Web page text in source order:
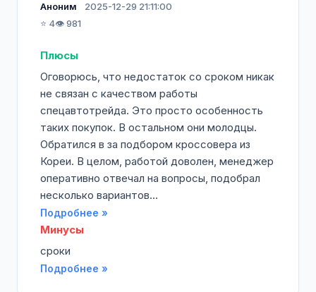
Аноним
2025-12-29 21:11:00
⭐ 4👁️ 981
Плюсы
Оговорюсь, что недостаток со сроком никак
не связан с качеством работы
спецавтотрейда. Это просто особенность
таких покупок. В остальном они молодцы.
Обратился в за подбором кроссовера из
Кореи. В целом, работой доволен, менеджер
оперативно отвечал на вопросы, подобрал
несколько вариантов...
Подробнее »
Минусы
сроки
Подробнее »